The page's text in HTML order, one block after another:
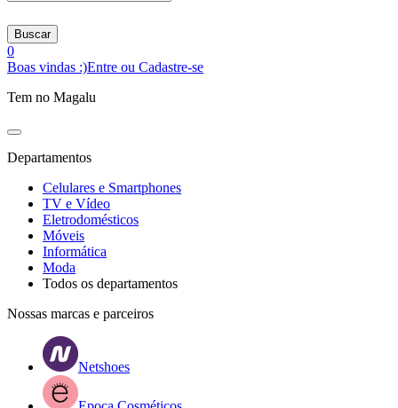
Buscar
0
Boas vindas :)Entre ou Cadastre-se
Tem no Magalu
Departamentos
Celulares e Smartphones
TV e Vídeo
Eletrodomésticos
Móveis
Informática
Moda
Todos os departamentos
Nossas marcas e parceiros
Netshoes